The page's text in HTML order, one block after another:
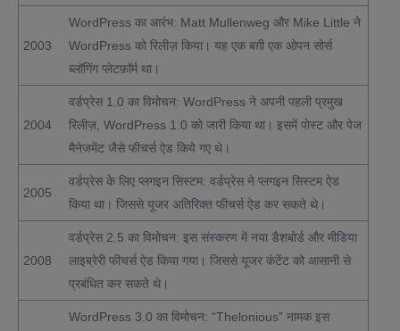
2003
WordPress का आरंभ: Matt Mullenweg और Mike Little ने
WordPress को रिलीज़ किया। यह एक बग़ी एक ओपन सोर्स
ब्लॉगिंग प्लेटफ़ॉर्म था।
2004
वर्डप्रेस 1.0 का विमोचन: WordPress ने अपनी पहली प्रमुख
रिलीज़, WordPress 1.0 को जारी किया था। इसमें पोस्ट और पेज
मैनेजमेंट जैसे फीचर्स ऐड किये गए थे।
2005
वर्डप्रेस के लिए प्लगइन सिस्टम: वर्डप्रेस ने प्लगइन सिस्टम ऐड
किया था। जिससे यूजर अतिरिक्त फीचर्स ऐड कर सकते थे।
2008
वर्डप्रेस 2.5 का विमोचन: इस संस्करण में नया डैशबोर्ड और मीडिया
लाइब्रेरी फीचर्स ऐड किया गया। जिससे यूजर कंटेंट को आसानी से
प्रबंधित कर सकते थे।
WordPress 3.0 का विमोचन: “Thelonious” नामक इस